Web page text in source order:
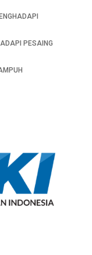
PESAING